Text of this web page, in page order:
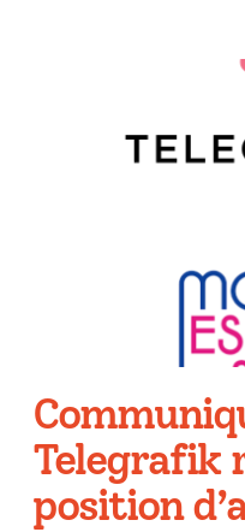
Telegrafik
position